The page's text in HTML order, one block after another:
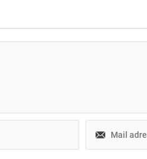
Büyükyoncalı Mahallesi’nde devam